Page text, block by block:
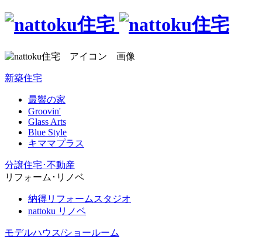
新築住宅
最響の家
Groovin'
Glass Arts
Blue Style
キママプラス
分譲住宅･不動産
リフォーム･リノベ
納得リフォームスタジオ
nattoku リノベ
モデルハウス/ショールーム